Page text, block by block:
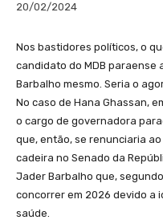
20/02/2024
Nos bastidores políticos, o
candidato do MDB paraense
Barbalho mesmo. Seria o
No caso de Hana Ghassan,
o cargo de governadora
que, então, se renunciaria
cadeira no Senado da
Jader Barbalho que,
concorrer em 2026 devido a
saúde.